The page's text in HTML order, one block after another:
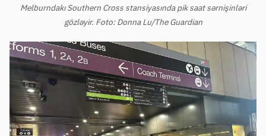
Melburndakı Southern Cross stansiyasında pik saat sərnişinləri
gözləyir. Foto: Donna Lu/The Guardian